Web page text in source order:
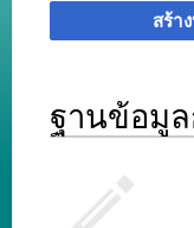
สร้า
ฐานข้อมู